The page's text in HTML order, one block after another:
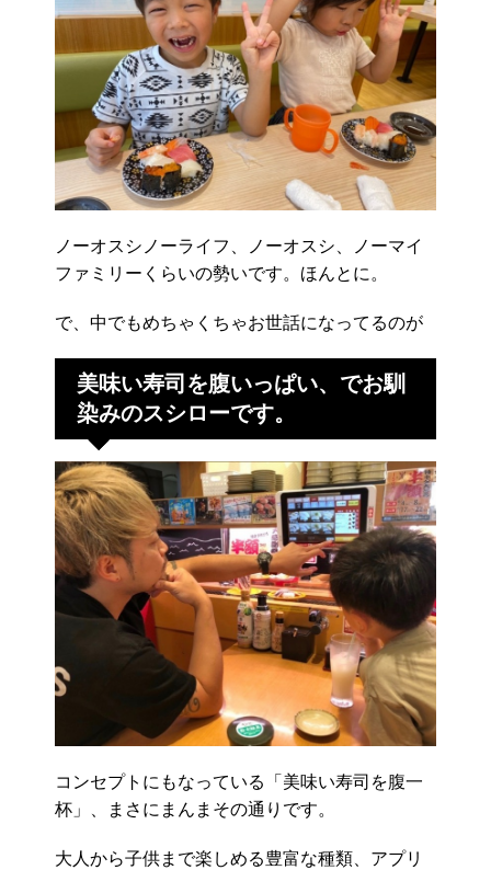
ノーオスシノーライフ、ノーオスシ、ノーマイ
ファミリーくらいの勢いです。ほんとに。
で、中でもめちゃくちゃお世話になってるのが
美味い寿司を腹いっぱい、でお馴
染みのスシローです。
コンセプトにもなっている「美味い寿司を腹一
杯」、まさにまんまその通りです。
大人から子供まで楽しめる豊富な種類、アプリ